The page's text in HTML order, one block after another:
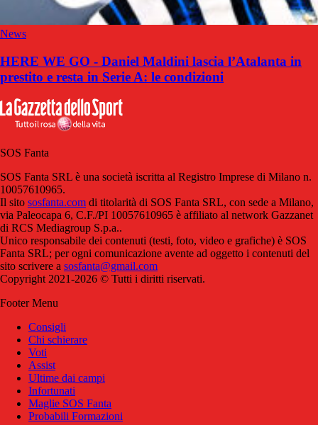
News
HERE WE GO - Daniel Maldini lascia l’Atalanta in
prestito e resta in Serie A: le condizioni
SOS Fanta
SOS Fanta SRL è una società iscritta al Registro Imprese di Milano n.
10057610965.
Il sito sosfanta.com di titolarità di SOS Fanta SRL, con sede a Milano,
via Paleocapa 6, C.F./PI 10057610965 è affiliato al network Gazzanet
di RCS Mediagroup S.p.a..
Unico responsabile dei contenuti (testi, foto, video e grafiche) è SOS
Fanta SRL; per ogni comunicazione avente ad oggetto i contenuti del
sito scrivere a sosfanta@gmail.com
Copyright 2021-2026 © Tutti i diritti riservati.
Footer Menu
Consigli
Chi schierare
Voti
Assist
Ultime dai campi
Infortunati
Maglie SOS Fanta
Probabili Formazioni